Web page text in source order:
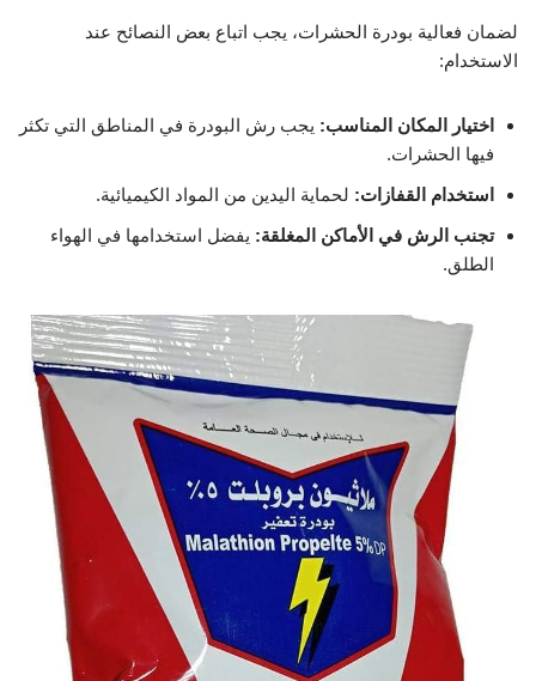
لضمان فعالية بودرة الحشرات، يجب اتباع بعض النصائح عند
الاستخدام:
اختيار المكان المناسب: يجب رش البودرة في المناطق التي تكثر
فيها الحشرات.
استخدام القفازات: لحماية اليدين من المواد الكيميائية.
تجنب الرش في الأماكن المغلقة: يفضل استخدامها في الهواء
الطلق.